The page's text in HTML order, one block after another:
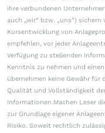
ihre verbundenen
auch „wir“ bzw. „uns“)
Kursentwicklung von
empfehlen, vor jeder
Verfügung zu stellenden
Kenntnis zu nehmen und
übernehmen keine Gewähr
Qualität und Vollständigkeit
Informationen.Machen Leser
zur Grundlage eigener
Risiko. Soweit rechtlich